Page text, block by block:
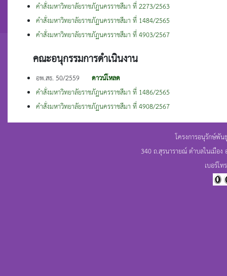
คำสั่งมหาวิทยาลัยราชภัฏนครราชสีมา ที่ 2273/2563
คำสั่งมหาวิทยาลัยราชภัฏนครราชสีมา ที่ 1484/2565
คำสั่งมหาวิทยาลัยราชภัฏนครราชสีมา ที่ 4903/2567
คณะอนุกรรมการดำเนินงาน
อพ.สธ. 50/2559 ดาวน์โหลด
คำสั่งมหาวิทยาลัยราชภัฏนครราชสีมา ที่ 1486/2565
คำสั่งมหาวิทยาลัยราชภัฏนครราชสีมา ที่ 4908/2567
โครงการอนุรักษ์พั
340 ถ.สุรนารายณ์ ตำบลในเมือง
เบอร์โ